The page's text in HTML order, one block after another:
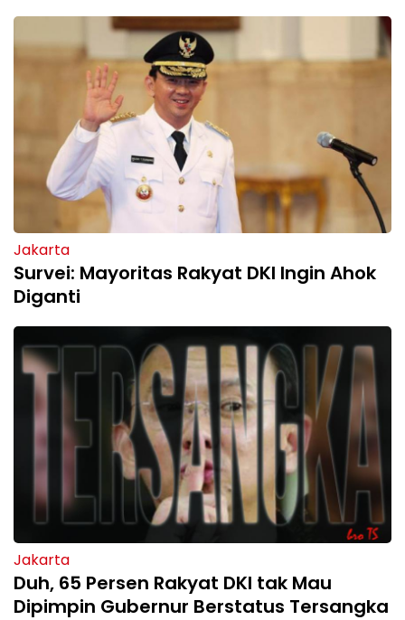
Jakarta
Survei: Mayoritas Rakyat DKI Ingin Ahok
Diganti
Jakarta
Duh, 65 Persen Rakyat DKI tak Mau
Dipimpin Gubernur Berstatus Tersangka